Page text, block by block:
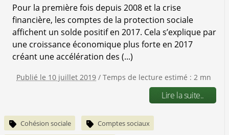
Pour la première fois depuis 2008 et la crise
financière, les comptes de la protection sociale
affichent un solde positif en 2017. Cela s’explique par
une croissance économique plus forte en 2017
créant une accélération des (...)
Publié le 10 juillet 2019 / Temps de lecture estimé : 2 mn
Lire la suite..
Cohésion sociale Comptes sociaux